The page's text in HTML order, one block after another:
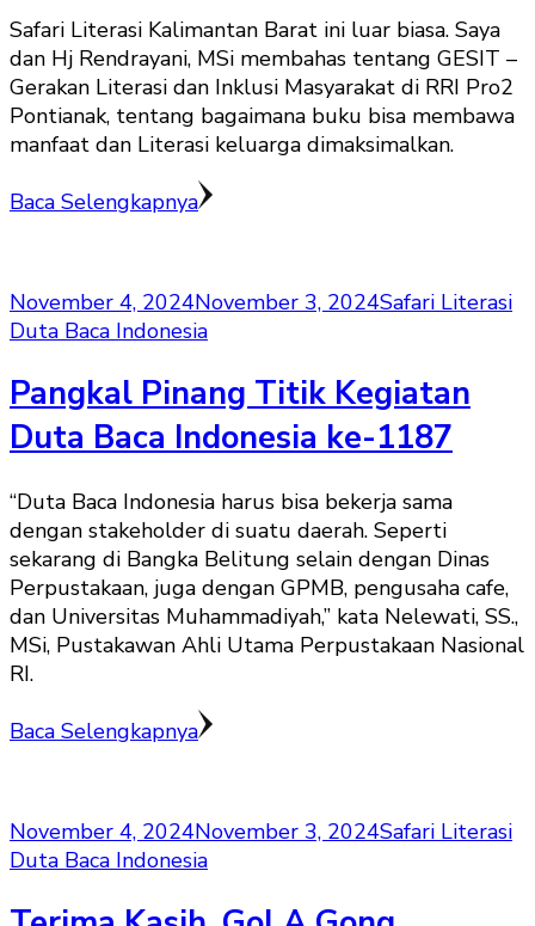
Safari Literasi Kalimantan Barat ini luar biasa. Saya
dan Hj Rendrayani, MSi membahas tentang GESIT –
Gerakan Literasi dan Inklusi Masyarakat di RRI Pro2
Pontianak, tentang bagaimana buku bisa membawa
manfaat dan Literasi keluarga dimaksimalkan.
Baca Selengkapnya
November 4, 2024November 3, 2024Safari Literasi
Duta Baca Indonesia
Pangkal Pinang Titik Kegiatan
Duta Baca Indonesia ke-1187
“Duta Baca Indonesia harus bisa bekerja sama
dengan stakeholder di suatu daerah. Seperti
sekarang di Bangka Belitung selain dengan Dinas
Perpustakaan, juga dengan GPMB, pengusaha cafe,
dan Universitas Muhammadiyah,” kata Nelewati, SS.,
MSi, Pustakawan Ahli Utama Perpustakaan Nasional
RI.
Baca Selengkapnya
November 4, 2024November 3, 2024Safari Literasi
Duta Baca Indonesia